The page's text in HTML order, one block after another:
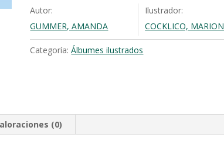
cantidad
Autor:
GUMMER, AMANDA
Ilustrador:
COCKLICO, MARION
Categoría:Álbumes ilustrados
(0)